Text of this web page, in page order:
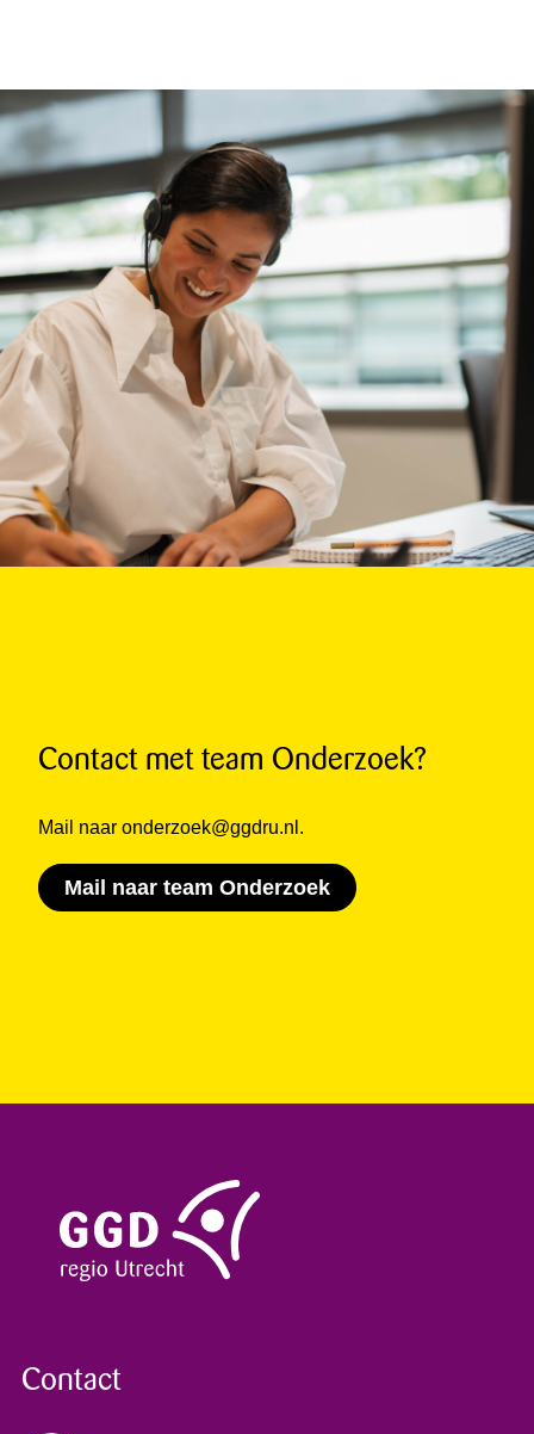
Contact met team Onderzoek?
Mail naar onderzoek@ggdru.nl.
Mail naar team Onderzoek
Contact